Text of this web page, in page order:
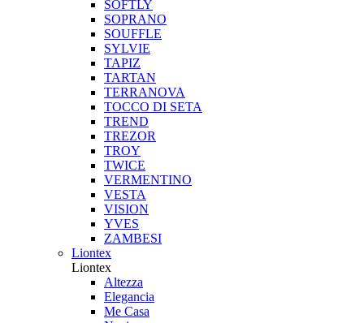
SOFTLY
SOPRANO
SOUFFLE
SYLVIE
TAPIZ
TARTAN
TERRANOVA
TOCCO DI SETA
TREND
TREZOR
TROY
TWICE
VERMENTINO
VESTA
VISION
YVES
ZAMBESI
Liontex
Liontex
Altezza
Elegancia
Me Casa